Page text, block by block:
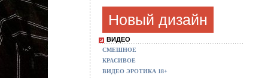
Новый дизайн
ВИДЕО
СМЕШНОЕ
КРАСИВОЕ
ВИДЕО ЭРОТИКА 18+